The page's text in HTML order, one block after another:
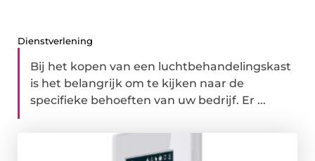
Dienstverlening
Bij het kopen van een luchtbehandelingskast
is het belangrijk om te kijken naar de
specifieke behoeften van uw bedrijf. Er ...